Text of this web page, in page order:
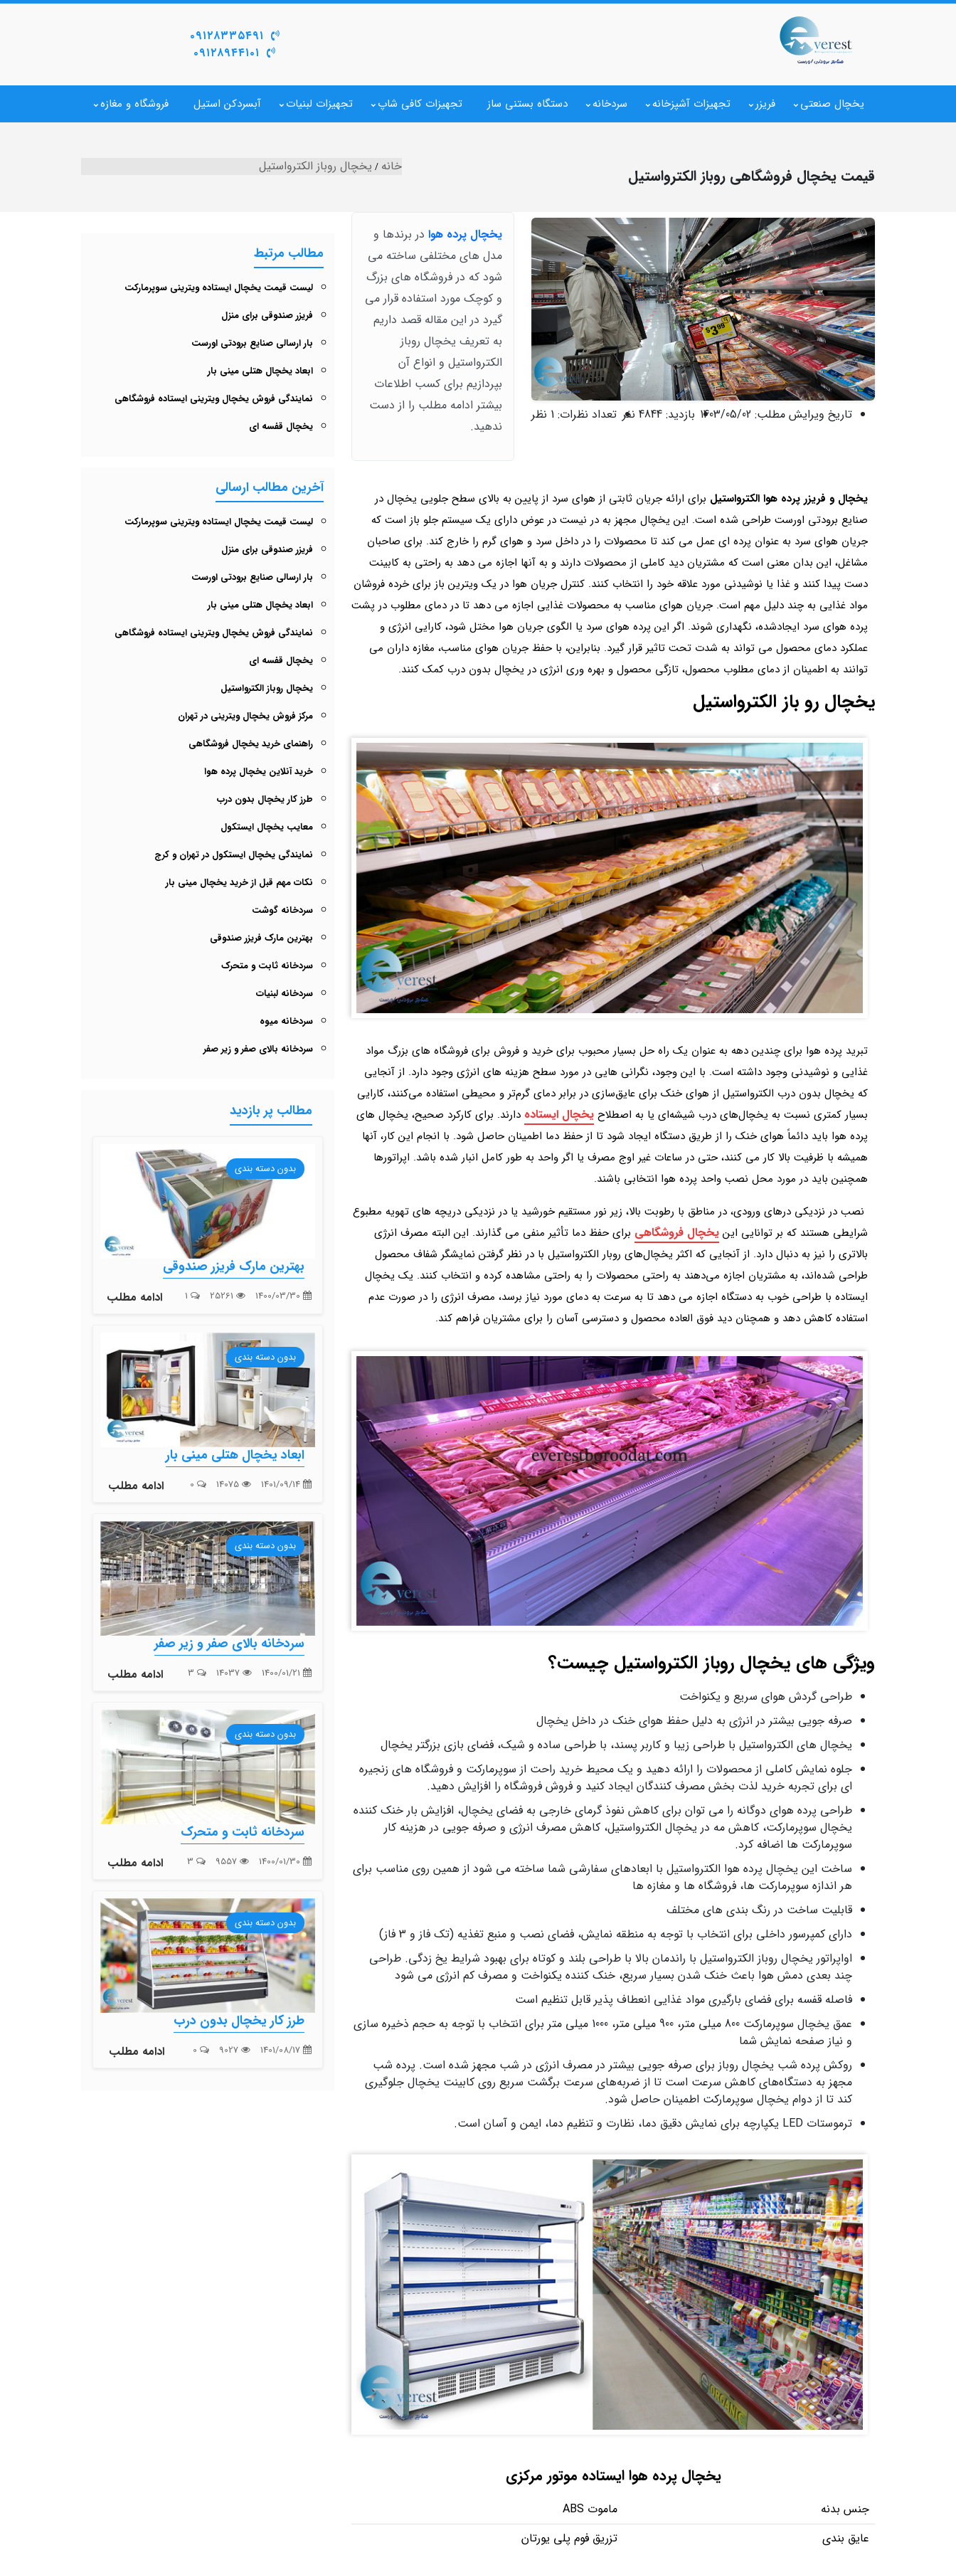
۰۹۱۲۸۳۳۵۴۹۱
۰۹۱۲۸۹۴۴۱۰۱
یخچال صنعتی فریزر تجهیزات آشپزخانه سردخانه دستگاه بستنی ساز تجهیزات کافی شاپ تجهیزات لبنیات آبسردکن استیل فروشگاه و مغازه
قیمت یخچال فروشگاهی روباز الکترواستیل خانه یخچال روباز الکترواستیل
تاریخ ویرایش مطلب: 1403/05/02 بازدید: 4844 نفر تعداد نظرات: 1 نظر
یخچال پرده هوادر برندها و
مدل های مختلفی ساخته می
شود که در فروشگاه های بزرگ
و کوچک مورد استفاده قرار می
گیرد در این مقاله قصد داریم
به تعریف یخچال روباز
الکترواستیل و انواع آن
بپردازیم برای کسب اطلاعات
بیشتر ادامه مطلب را از دست
ندهید.
یخچال و فریزر پرده هوا الکترواستیل برای ارائه جریان ثابتی از هوای سرد از پایین به بالای سطح جلویی یخچال در
صنایع برودتی اورست طراحی شده است. این یخچال مجهز به در نیست در عوض دارای یک سیستم جلو باز است که
جریان هوای سرد به عنوان پرده ای عمل می کند تا محصولات را در داخل سرد و هوای گرم را خارج کند. برای صاحبان
مشاغل، این بدان معنی است که مشتریان دید کاملی از محصولات دارند و به آنها اجازه می دهد به راحتی به کابینت
دست پیدا کنند و غذا یا نوشیدنی مورد علاقه خود را انتخاب کنند. کنترل جریان هوا در یک ویترین باز برای خرده فروشان
مواد غذایی به چند دلیل مهم است. جریان هوای مناسب به محصولات غذایی اجازه می دهد تا در دمای مطلوب در پشت
پرده هوای سرد ایجادشده، نگهداری شوند. اگر این پرده هوای سرد یا الگوی جریان هوا مختل شود، کارایی انرژی و
عملکرد دمای محصول می تواند به شدت تحت تاثیر قرار گیرد. بنابراین، با حفظ جریان هوای مناسب، مغازه داران می
توانند به اطمینان از دمای مطلوب محصول، تازگی محصول و بهره وری انرژی در یخچال بدون درب کمک کنند.
یخچال رو باز الکترواستیل
تبرید پرده هوا برای چندین دهه به عنوان یک راه حل بسیار محبوب برای خرید و فروش برای فروشگاه های بزرگ مواد
غذایی و نوشیدنی وجود داشته است. با این وجود، نگرانی هایی در مورد سطح هزینه های انرژی وجود دارد. از آنجایی
که یخچال‌ بدون درب الکترواستیل از هوای خنک برای عایق‌سازی در برابر دمای گرم‌تر و محیطی استفاده می‌کنند، کارایی
بسیار کمتری نسبت به یخچال‌های درب شیشه‌ای یا به اصطلاح یخچال ایستاده دارند. برای کارکرد صحیح، یخچال های
پرده هوا باید دائماً هوای خنک را از طریق دستگاه ایجاد شود تا از حفظ دما اطمینان حاصل شود. با انجام این کار، آنها
همیشه با ظرفیت بالا کار می کنند، حتی در ساعات غیر اوج مصرف یا اگر واحد به طور کامل انبار شده باشد. اپراتورها
همچنین باید در مورد محل نصب واحد پرده هوا انتخابی باشند.
نصب در نزدیکی درهای ورودی، در مناطق با رطوبت بالا، زیر نور مستقیم خورشید یا در نزدیکی دریچه های تهویه مطبوع
شرایطی هستند که بر توانایی این یخچال فروشگاهی برای حفظ دما تأثیر منفی می گذارند. این البته مصرف انرژی
بالاتری را نیز به دنبال دارد. از آنجایی که اکثر یخچال‌های روبار الکترواستیل با در نظر گرفتن نمایشگر شفاف محصول
طراحی شده‌اند، به مشتریان اجازه می‌دهند به راحتی محصولات را به راحتی مشاهده کرده و انتخاب کنند. یک یخچال
ایستاده با طراحی خوب به دستگاه اجازه می دهد تا به سرعت به دمای مورد نیاز برسد، مصرف انرژی را در صورت عدم
استفاده کاهش دهد و همچنان دید فوق العاده محصول و دسترسی آسان را برای مشتریان فراهم کند.
ویژگی های یخچال روباز الکترواستیل چیست؟
طراحی گردش هوای سریع و یکنواخت
صرفه جویی بیشتر در انرژی به دلیل حفظ هوای خنک در داخل یخچال
یخچال های الکترواستیل با طراحی زیبا و کاربر پسند، با طراحی ساده و شیک، فضای بازی بزرگتر یخچال
جلوه نمایش کاملی از محصولات را ارائه دهید و یک محیط خرید راحت از سوپرمارکت و فروشگاه های زنجیره
ای برای تجربه خرید لذت بخش مصرف کنندگان ایجاد کنید و فروش فروشگاه را افزایش دهید.
طراحی پرده هوای دوگانه را می توان برای کاهش نفوذ گرمای خارجی به فضای یخچال، افزایش بار خنک کننده
یخچال سوپرمارکت، کاهش مه در یخچال الکترواستیل، کاهش مصرف انرژی و صرفه جویی در هزینه کار
سوپرمارکت ها اضافه کرد.
ساخت این یخچال پرده هوا الکترواستیل با ابعادهای سفارشی شما ساخته می شود از همین روی مناسب برای
هر اندازه سوپرمارکت ها، فروشگاه ها و مغازه ها
قابلیت ساخت در رنگ بندی های مختلف
دارای کمپرسور داخلی برای انتخاب با توجه به منطقه نمایش، فضای نصب و منبع تغذیه (تک فاز و 3 فاز)
اواپراتور یخچال روباز الکترواستیل با راندمان بالا با طراحی بلند و کوتاه برای بهبود شرایط یخ زدگی. طراحی
چند بعدی دمش هوا باعث خنک شدن بسیار سریع، خنک کننده یکنواخت و مصرف کم انرژی می شود
فاصله قفسه برای فضای بارگیری مواد غذایی انعطاف پذیر قابل تنظیم است
عمق یخچال سوپرمارکت 800 میلی متر، 900 میلی متر، 1000 میلی متر برای انتخاب با توجه به حجم ذخیره سازی
و نیاز صفحه نمایش شما
روکش پرده شب یخچال روباز برای صرفه جویی بیشتر در مصرف انرژی در شب مجهز شده است. پرده شب
مجهز به دستگاه‌های کاهش سرعت است تا از ضربه‌های سرعت برگشت سریع روی کابینت یخچال جلوگیری
کند تا از دوام یخچال سوپرمارکت اطمینان حاصل شود.
ترموستات LED یکپارچه برای نمایش دقیق دما، نظارت و تنظیم دما، ایمن و آسان است.
یخچال پرده هوا ایستاده موتور مرکزی
جنس بدنه
ماموت ABS
عایق بندی
تزریق فوم پلی یورتان
مطالب مرتبط
لیست قیمت یخچال ایستاده ویترینی سوپرمارکت
فریزر صندوقی برای منزل
بار ارسالی صنایع برودتی اورست
ابعاد یخچال هتلی مینی بار
نمایندگی فروش یخچال ویترینی ایستاده فروشگاهی
یخچال قفسه ای
آخرین مطالب ارسالی
لیست قیمت یخچال ایستاده ویترینی سوپرمارکت
فریزر صندوقی برای منزل
بار ارسالی صنایع برودتی اورست
ابعاد یخچال هتلی مینی بار
نمایندگی فروش یخچال ویترینی ایستاده فروشگاهی
یخچال قفسه ای
یخچال روباز الکترواستیل
مرکز فروش یخچال ویترینی در تهران
راهنمای خرید یخچال فروشگاهی
خرید آنلاین یخچال پرده هوا
طرز کار یخچال بدون درب
معایب یخچال ایستکول
نمایندگی یخچال ایستکول در تهران و کرج
نکات مهم قبل از خرید یخچال مینی بار
سردخانه گوشت
بهترین مارک فریزر صندوقی
سردخانه ثابت و متحرک
سردخانه لبنیات
سردخانه میوه
سردخانه بالای صفر و زیر صفر
مطالب پر بازدید
بدون دسته بندی
بهترین مارک فریزر صندوقی
ادامه مطلب
بدون دسته بندی
ابعاد یخچال هتلی مینی بار
ادامه مطلب
بدون دسته بندی
سردخانه بالای صفر و زیر صفر
ادامه مطلب
بدون دسته بندی
سردخانه ثابت و متحرک
ادامه مطلب
بدون دسته بندی
طرز کار یخچال بدون درب
ادامه مطلب